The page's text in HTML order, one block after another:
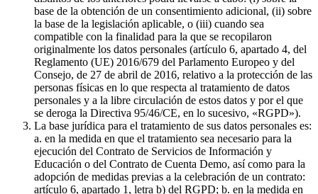
base de la obtención de un consentimiento adicional, (ii) sobre
la base de la legislación aplicable, o (iii) cuando sea
compatible con la finalidad para la que se recopilaron
originalmente los datos personales (artículo 6, apartado 4, del
Reglamento (UE) 2016/679 del Parlamento Europeo y del
Consejo, de 27 de abril de 2016, relativo a la protección de las
personas físicas en lo que respecta al tratamiento de datos
personales y a la libre circulación de estos datos y por el que
se deroga la Directiva 95/46/CE, en lo sucesivo, «RGPD»).
La base jurídica para el tratamiento de sus datos personales es:
a. en la medida en que el tratamiento sea necesario para la
ejecución del Contrato de Servicios de Información y
Educación o del Contrato de Cuenta Demo, así como para la
adopción de medidas previas a la celebración de un contrato:
artículo 6, apartado 1, letra b) del RGPD; b. en la medida en